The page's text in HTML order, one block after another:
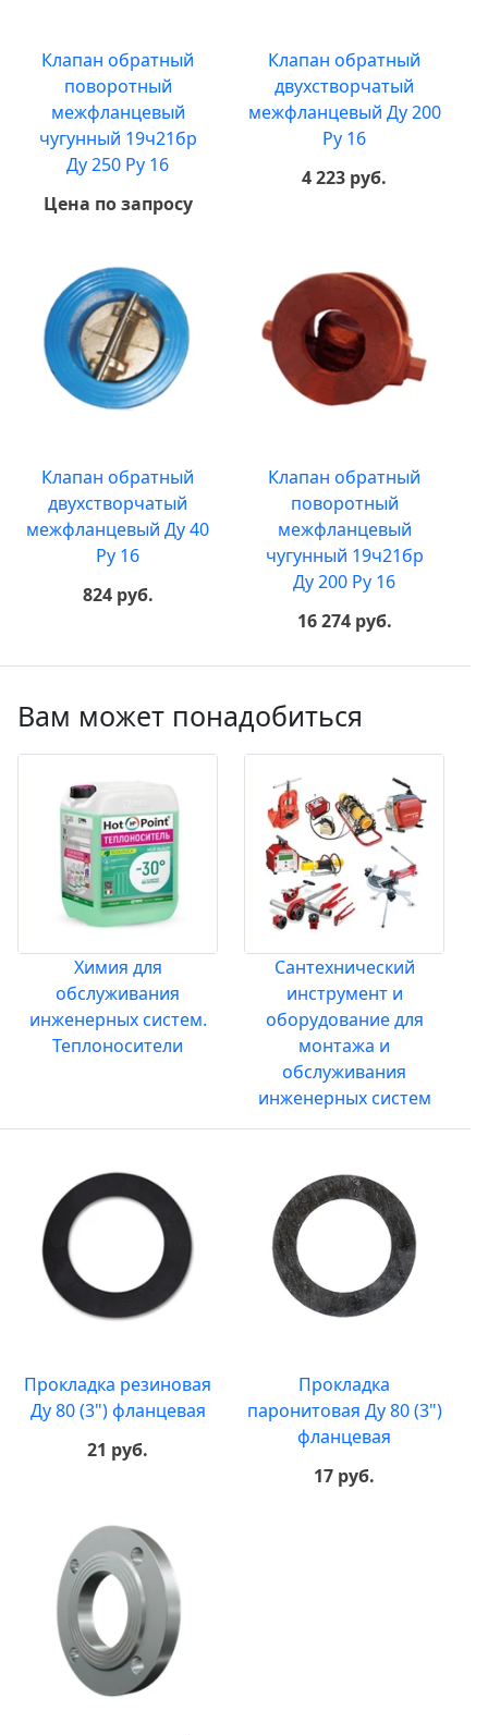
Клапан обратный
поворотный
межфланцевый
чугунный 19ч21бр
Ду 250 Ру 16
Цена по запросу
Клапан обратный
двухcтворчатый
межфланцевый Ду 200
Ру 16
4 223 руб.
Клапан обратный
двухстворчатый
межфланцевый Ду 40
Ру 16
824 руб.
Клапан обратный
поворотный
межфланцевый
чугунный 19ч21бр
Ду 200 Ру 16
16 274 руб.
Вам может понадобиться
Химия для
обслуживания
инженерных систем.
Теплоносители
Сантехнический
инструмент и
оборудование для
монтажа и
обслуживания
инженерных систем
Прокладка резиновая
Ду 80 (3") фланцевая
21 руб.
Прокладка
паронитовая Ду 80 (3")
фланцевая
17 руб.